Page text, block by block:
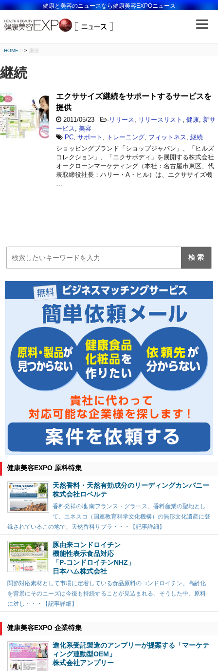
健康と美容のニュースなら健康美容EXPOニュース
HOME > 継続
継続
エクササイズ継続をサポートするサービスを
提供
2011/05/23 - リリース リリースリスト 健康 新サ
ービス
美容
PC サポート トレーニング フィットネス
継続
ショッピングブランド「ショップジャパン」、「ヒルズ
コレクション」、「エクサボディ」を展開する株式会社
オークローンマーケティング（本社：名古屋市東区、代
表取締役社長：ハリー・A・ヒル）は、エクササイズ機
健康美容EXPO 原料特集
天然香料・天然有効成分のリーディングカンパニー
株式会社ロベルテ
香料発祥の地 南フランス・グラース。香料産業の聖地とし
て、ユネスコ（国連教育科学文化機構）の無形文化遺産に登
録されているこの地で、天然香料サプラ・・・【記事詳細】
豚由来コンドロイチン
機能性表示食品対応
「P-コンドロイチンNHZ」
日本ハム株式会社
関節対応素材として市場に定着している食品原料のコンドロイチン。高齢化
を背景にそのニーズは今後も持続することが見込まれる。そうした中、原料
に対し・・・【記事詳細】
健康美容EXPO 企業特集
進化系受託製造のアンプリーが提案する「マーケテ
ィング連動型OEM」
株式会社アンプリー